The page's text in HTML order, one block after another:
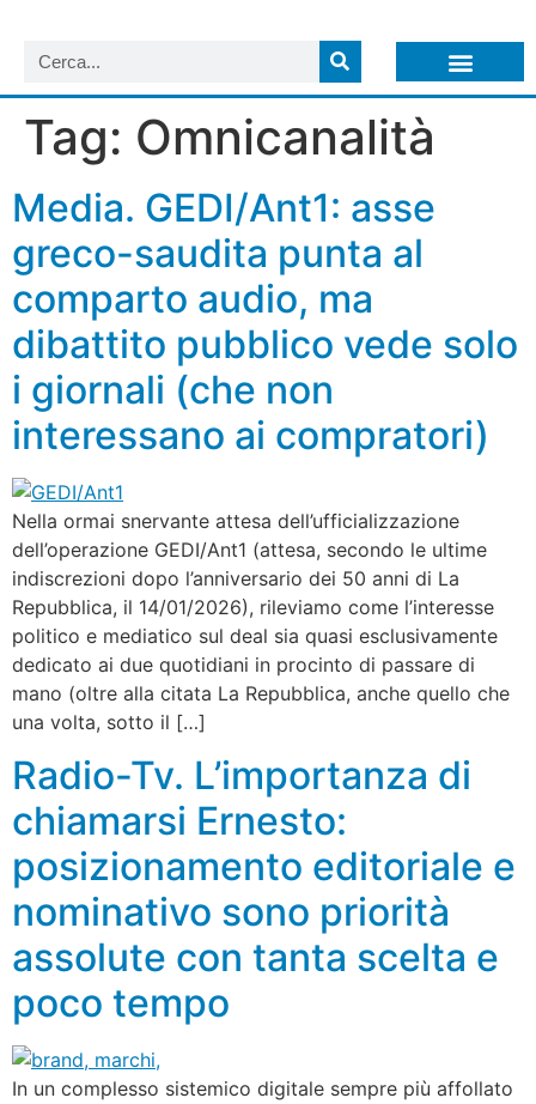
Tag: Omnicanalità
Media. GEDI/Ant1: asse
greco-saudita punta al
comparto audio, ma
dibattito pubblico vede solo
i giornali (che non
interessano ai compratori)
Nella ormai snervante attesa dell’ufficializzazione
dell’operazione GEDI/Ant1 (attesa, secondo le ultime
indiscrezioni dopo l’anniversario dei 50 anni di La
Repubblica, il 14/01/2026), rileviamo come l’interesse
politico e mediatico sul deal sia quasi esclusivamente
dedicato ai due quotidiani in procinto di passare di
mano (oltre alla citata La Repubblica, anche quello che
una volta, sotto il […]
Radio-Tv. L’importanza di
chiamarsi Ernesto:
posizionamento editoriale e
nominativo sono priorità
assolute con tanta scelta e
poco tempo
In un complesso sistemico digitale sempre più affollato